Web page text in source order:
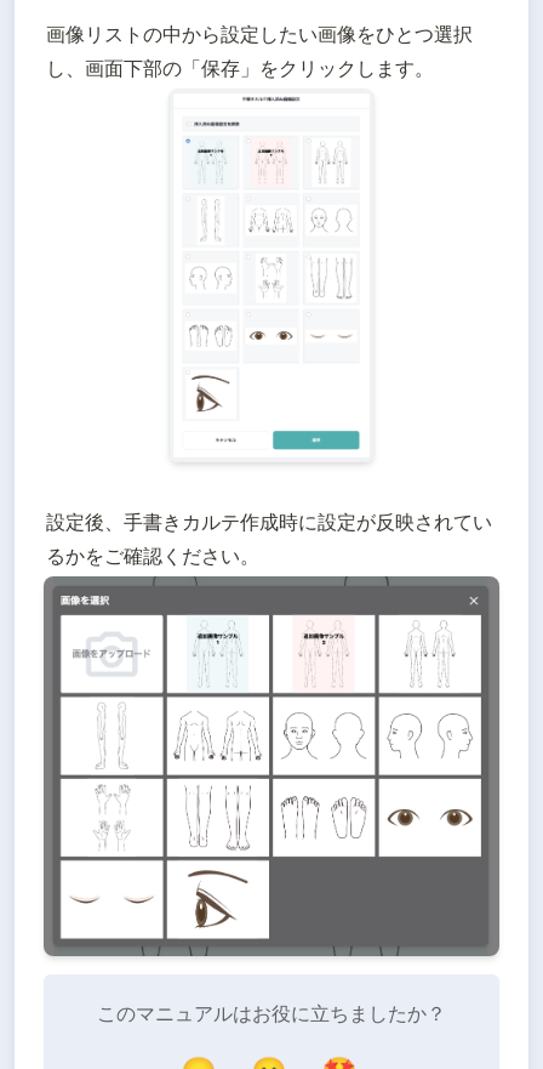
画像リストの中から設定したい画像をひとつ選択
し、画面下部の「保存」をクリックします。
設定後、手書きカルテ作成時に設定が反映されてい
るかをご確認ください。
このマニュアルはお役に立ちましたか？